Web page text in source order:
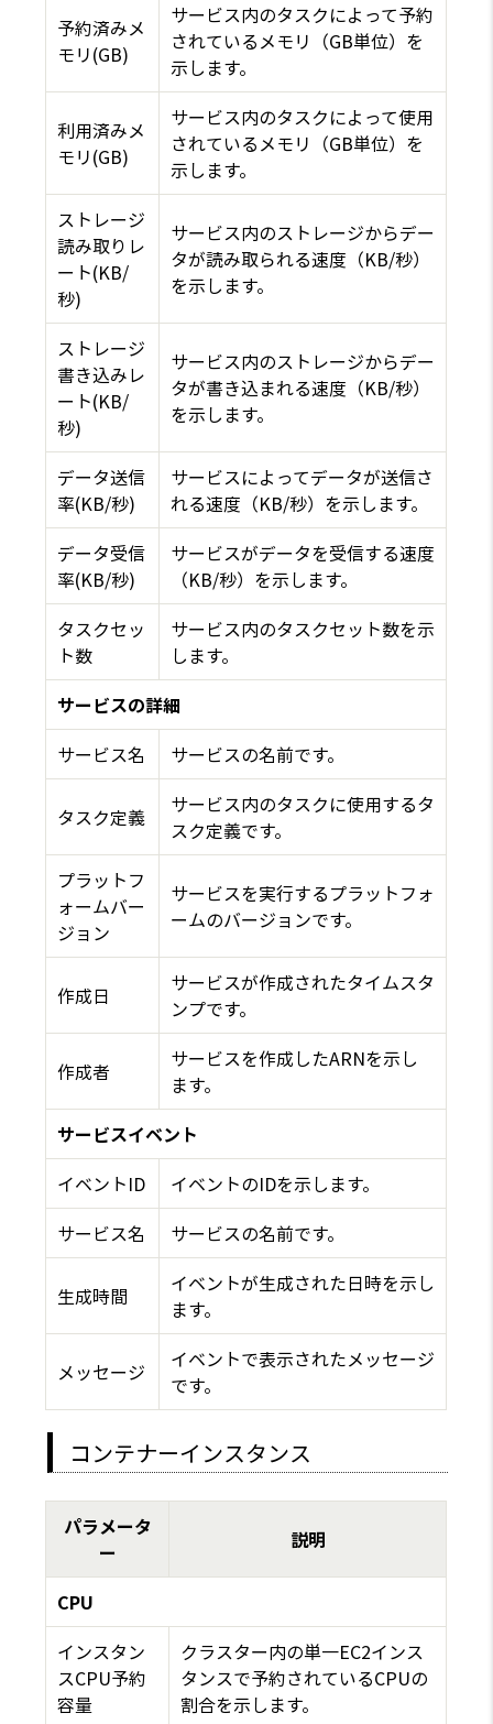
予約済みメ
モリ(GB)
サービス内のタスクによって予約
されているメモリ（GB単位）を
示します。
利用済みメ
モリ(GB)
サービス内のタスクによって使用
されているメモリ（GB単位）を
示します。
ストレージ
読み取りレ
ート(KB/
秒)
サービス内のストレージからデー
タが読み取られる速度（KB/秒）
を示します。
ストレージ
書き込みレ
ート(KB/
秒)
サービス内のストレージからデー
タが書き込まれる速度（KB/秒）
を示します。
データ送信
率(KB/秒)
サービスによってデータが送信さ
れる速度（KB/秒）を示します。
データ受信
率(KB/秒)
サービスがデータを受信する速度
（KB/秒）を示します。
タスクセッ
ト数
サービス内のタスクセット数を示
します。
サービスの詳細
サービス名
サービスの名前です。
タスク定義
サービス内のタスクに使用するタ
スク定義です。
プラットフ
ォームバー
ジョン
サービスを実行するプラットフォ
ームのバージョンです。
作成日
サービスが作成されたタイムスタ
ンプです。
作成者
サービスを作成したARNを示し
ます。
サービスイベント
イベントID
イベントのIDを示します。
サービス名
サービスの名前です。
生成時間
イベントが生成された日時を示し
ます。
メッセージ
イベントで表示されたメッセージ
です。
コンテナーインスタンス
パラメータ
ー
説明
CPU
インスタン
スCPU予約
容量
クラスター内の単一EC2インス
タンスで予約されているCPUの
割合を示します。